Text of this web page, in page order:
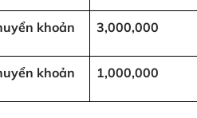
khoản 3,000,000
khoản 1,000,000